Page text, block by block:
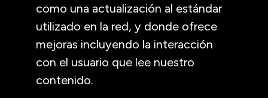
como una actualización al estándar
utilizado en la red, y donde ofrece
mejoras incluyendo la interacción
con el usuario que lee nuestro
contenido.